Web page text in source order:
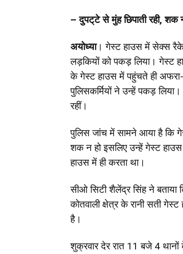
– दुपट्‌टे से मुंह छिपाती रही, शक
अयोध्या। गेस्ट हाउस में सेक्स
लड़कियों को पकड़ लिया। गेस्ट
के गेस्ट हाउस में पहुंचते ही
पुलिसकर्मियों ने उन्हें पकड़
रहीं।
पुलिस जांच में सामने आया है कि
शक न हो इसलिए उन्हें गेस्ट
हाउस में ही करता था।
सीओ सिटी शैलेंद्र सिंह ने
कोतवाली क्षेत्र के रानी सती
है।
शुक्रवार देर रात 11 बजे 4